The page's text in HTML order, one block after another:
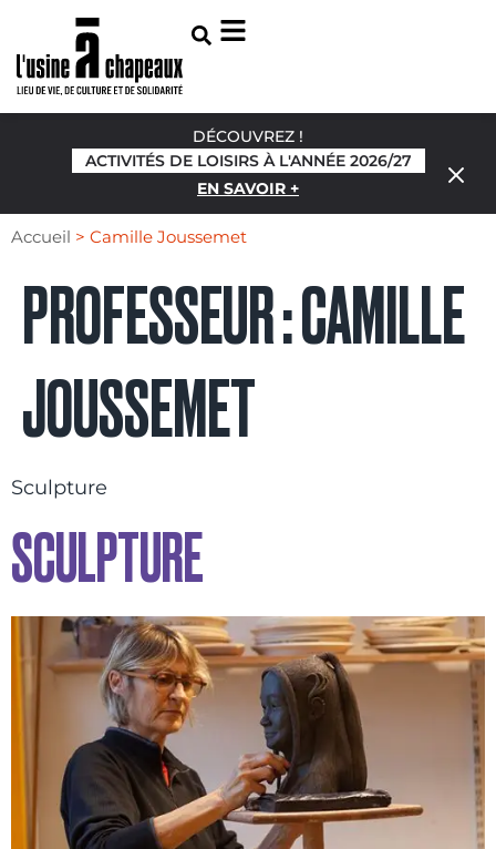
DÉCOUVREZ !
ACTIVITÉS DE LOISIRS À L'ANNÉE 2026/27
EN SAVOIR +
Accueil > Camille Joussemet
PROFESSEUR :CAMILLE
JOUSSEMET
Sculpture
SCULPTURE